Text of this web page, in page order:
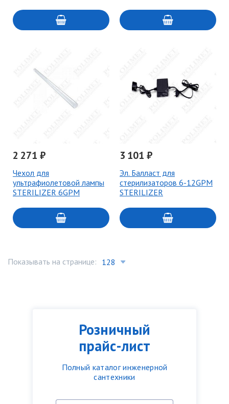
Розничный
прайс-лист
Полный каталог инженерной
сантехники
2 271 ₽
Чехол для
ультрафиолетовой лампы
STERILIZER 6GPM
3 101 ₽
Эл. Балласт для
стерилизаторов 6-12GPM
STERILIZER
Показывать на странице: